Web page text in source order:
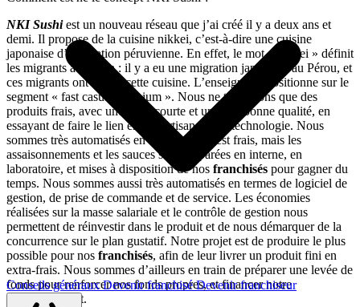
Conseils générauxDevenir franchiséDevenir franchiseur
NKI Sushiest un nouveau réseau que j’ai créé il y a deux ans et
demi. Il propose de la cuisine nikkei, c’est-à-dire une cuisine
japonaise d’inspiration péruvienne. En effet, le mot « nikkei » définit
les migrants au Japon : il y a eu une migration japonaise au Pérou, et
ces migrants ont recréé cette cuisine. L’enseigne se positionne sur le
segment « fast casual premium ». Nous ne travaillons que des
produits frais, avec une carte courte et une très bonne qualité, en
essayant de faire le lien entre l’artisanat et la technologie. Nous
sommes très automatisés en cuisine : tout est frais, mais les
assaisonnements et les sauces sont préparées en interne, en
laboratoire, et mises à disposition de nos franchisés pour gagner du
temps. Nous sommes aussi très automatisés en termes de logiciel de
gestion, de prise de commande et de service. Les économies
réalisées sur la masse salariale et le contrôle de gestion nous
permettent de réinvestir dans le produit et de nous démarquer de la
concurrence sur le plan gustatif. Notre projet est de produire le plus
possible pour nos franchisés, afin de leur livrer un produit fini en
extra-frais. Nous sommes d’ailleurs en train de préparer une levée de
fonds pour renforcer nos fonds propres, et financer notre
développement.